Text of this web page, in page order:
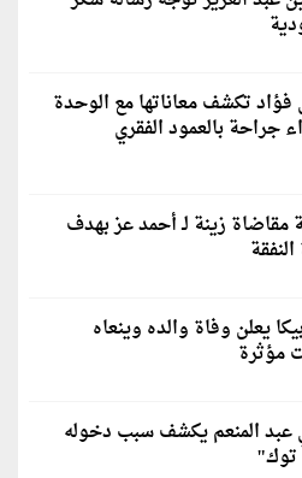
تكشف معاناتها مع الوحدة
جراحة بالعمود الفقري
مقاضاة زينة لـ أحمد عز بهدف
يعلن وفاة والده وينعاه
مؤثرة
المنعم يكشف سبب دخوله